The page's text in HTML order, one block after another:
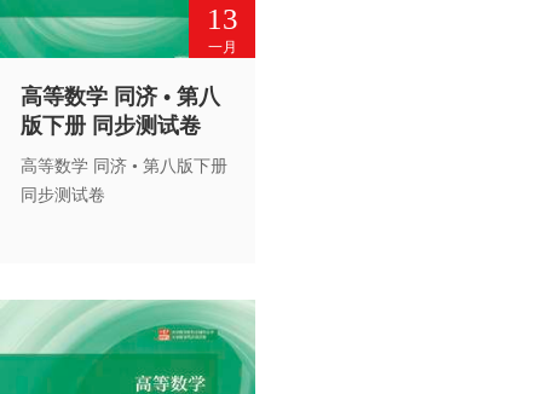
13
一月
高等数学 同济 • 第八
版下册 同步测试卷
高等数学 同济 • 第八版下册
同步测试卷